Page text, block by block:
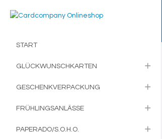
START
GLÜCKWUNSCHKARTEN
GESCHENKVERPACKUNG
FRÜHLINGSANLÄSSE
PAPERADO/S.O.H.O.